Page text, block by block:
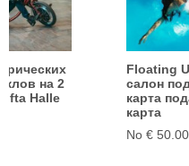
на 2
Halle
Floating
салон
карта
карта
No € 50.00